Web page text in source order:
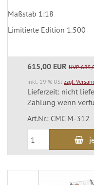
Maßstab 1:18
Limitierte Edition 1.500
615,00 EUR UVP
inkl. 19 % USt zzgl.
Lieferzeit: nicht
Zahlung wenn
Art.Nr.: CMC M-312